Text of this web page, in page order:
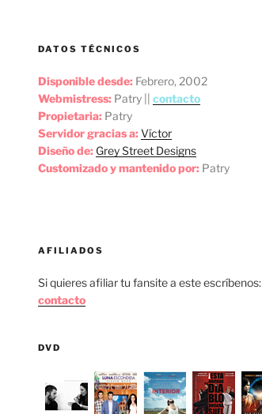
DATOS TÉCNICOS
Disponible desde: Febrero, 2002
Webmistress: Patry || contacto
Propietaria: Patry
Servidor gracias a: Víctor
Diseño de: Grey Street Designs
Customizado y mantenido por: Patry
AFILIADOS
Si quieres afiliar tu fansite a este escríbenos:
contacto
DVD